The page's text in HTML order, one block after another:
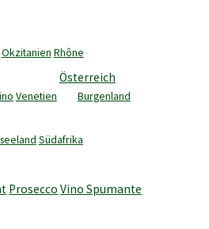
Okzitanien Rhône
Venetien
Österreich
Burgenland
Südafrika
Prosecco Vino Spumante